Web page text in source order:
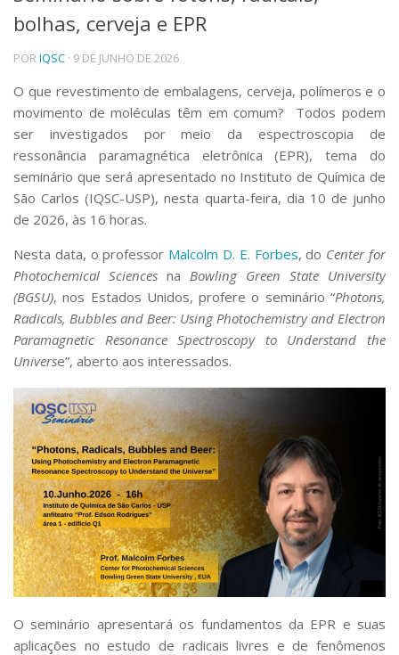
Telefones e Mapas
Pessoas
Ensino
Graduação
Pós-Graduação
Educação a distância
Cursos de Extensão
Pesquisa e Inovação
Linhas de Pesquisa
Centros, Núcleos e Projetos em Rede
Iniciação Científica
Transferência de Tecnologia
Empresas Juniores
Extensão à Comunidade
Projetos, Programas e Cursos
Artes, Cultura e Esportes
Serviços
Bibliotecas
Apoio ao Estudante
Segurança, Trânsito e Prevenção
RH, Administrativo e Financeiro
Outros serviços
Comunicação
Assessorias e Mídias
Aplicativos e Sites
Jornal da USP
Agenda de Eventos
Defesa de Teses
bolhas, cerveja e EPR
PORIQSC · 9 DE JUNHO DE 2026
O que revestimento de embalagens, cerveja, polímeros e o
movimento de moléculas têm em comum? Todos podem
ser investigados por meio da espectroscopia de
ressonância paramagnética eletrônica (EPR), tema do
seminário que será apresentado no Instituto de Química de
São Carlos (IQSC-USP), nesta quarta-feira, dia 10 de junho
de 2026, às 16 horas.
Nesta data, o professor Malcolm D. E. Forbes, do Center for
Photochemical Sciences na Bowling Green State University
(BGSU), nos Estados Unidos, profere o seminário “Photons,
Radicals, Bubbles and Beer: Using Photochemistry and Electron
Paramagnetic Resonance Spectroscopy to Understand the
Universe”, aberto aos interessados.
O seminário apresentará os fundamentos da EPR e suas
aplicações no estudo de radicais livres e de fenômenos